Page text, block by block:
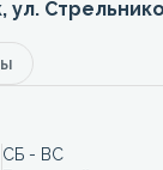
ул.
СБ - ВС